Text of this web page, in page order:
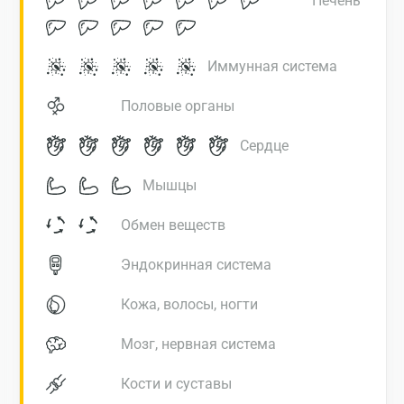
Иммунная система
Половые органы
Сердце
Мышцы
Обмен веществ
Эндокринная система
Кожа, волосы, ногти
Мозг, нервная система
Кости и суставы
Москва
Санкт-Петербург